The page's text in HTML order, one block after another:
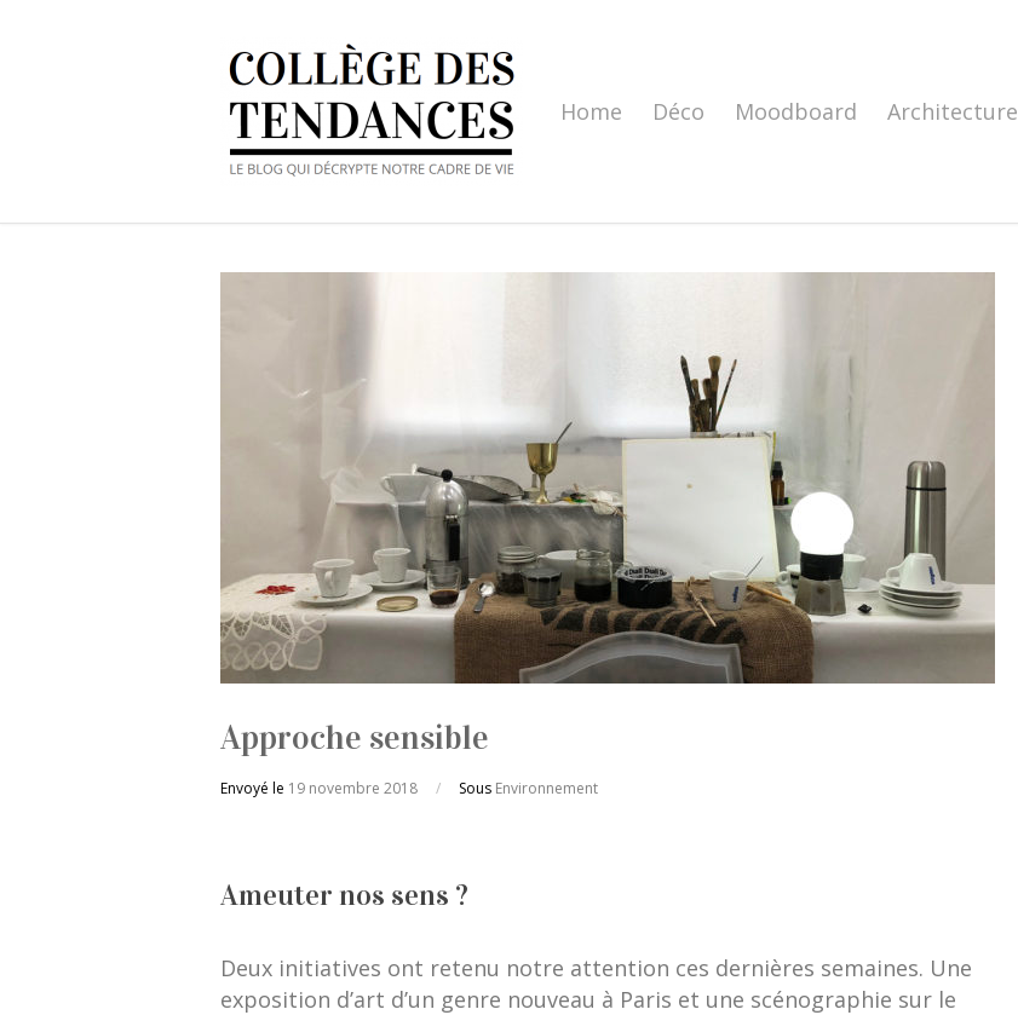
Home Déco Moodboard Architecture
Approche sensible
Envoyé le 19 novembre 2018 / Sous Environnement
Ameuter nos sens ?
Deux initiatives ont retenu notre attention ces dernières semaines. Une
exposition d’art d’un genre nouveau à Paris et une scénographie sur le